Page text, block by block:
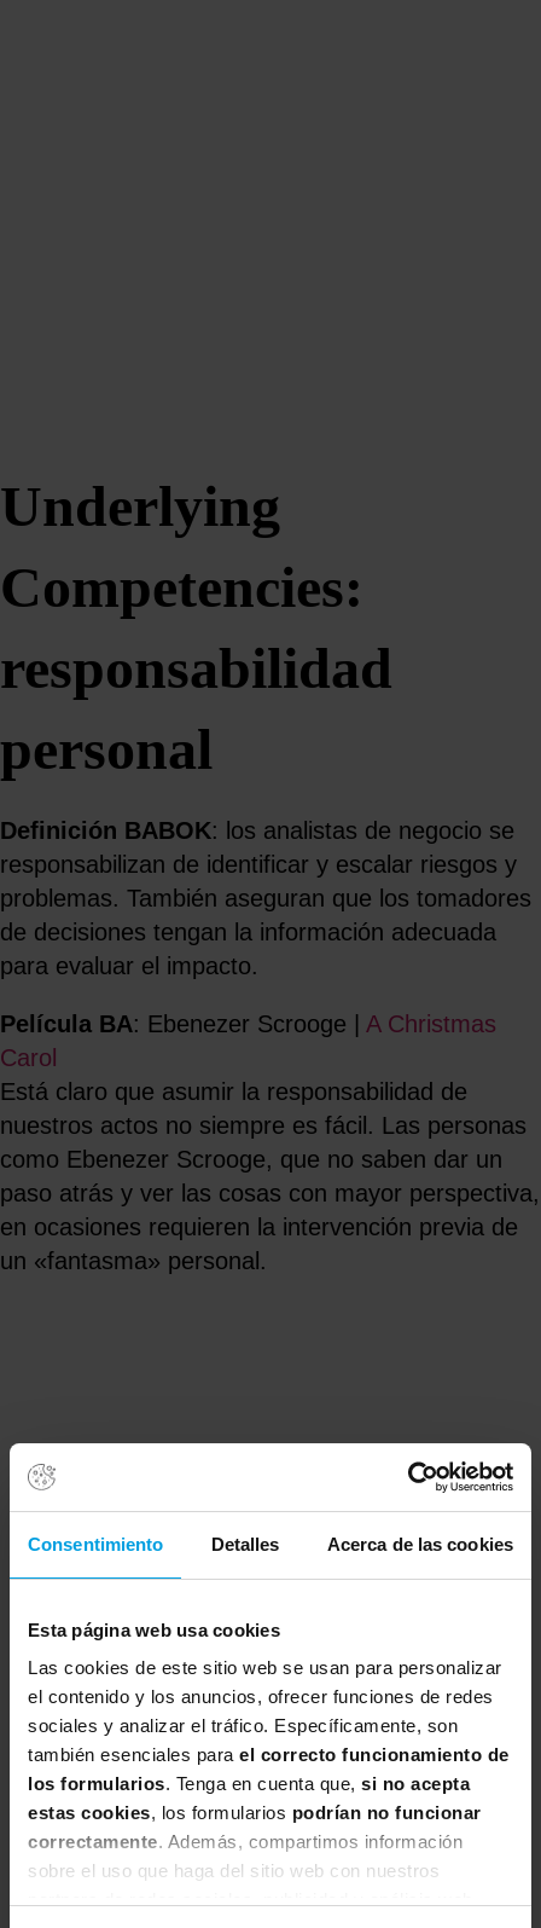
Consentimiento Detalles Acerca de las cookies
Esta página web usa cookies
Las cookies de este sitio web se usan para personalizar
el contenido y los anuncios, ofrecer funciones de redes
sociales y analizar el tráfico. Específicamente, son
también esenciales para el correcto funcionamiento de
los formularios. Tenga en cuenta que, si no acepta
estas cookies, los formularios podrían no funcionar
correctamente. Además, compartimos información
sobre el uso que haga del sitio web con nuestros
Underlying
Competencies:
responsabilidad
personal
Definición BABOK: los analistas de negocio se
responsabilizan de identificar y escalar riesgos y
problemas. También aseguran que los tomadores
de decisiones tengan la información adecuada
para evaluar el impacto.
Película BA: Ebenezer Scrooge | A Christmas
Carol
Está claro que asumir la responsabilidad de
nuestros actos no siempre es fácil. Las personas
como Ebenezer Scrooge, que no saben dar un
paso atrás y ver las cosas con mayor perspectiva,
en ocasiones requieren la intervención previa de
un «fantasma» personal.